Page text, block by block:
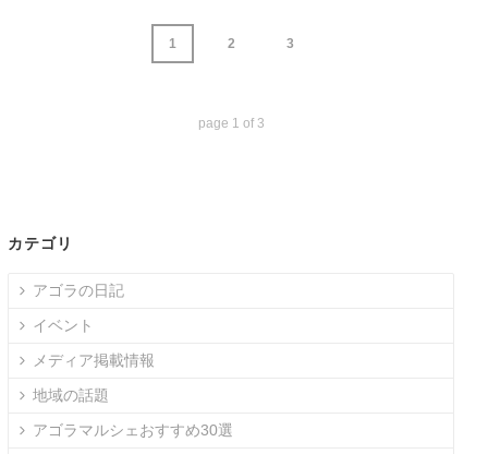
1 2 3
page 1 of 3
カテゴリ
アゴラの日記
イベント
メディア掲載情報
地域の話題
アゴラマルシェおすすめ30選